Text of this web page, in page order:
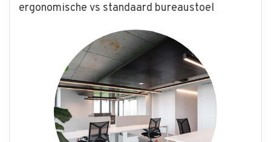
ergonomische vs standaard bureaustoel